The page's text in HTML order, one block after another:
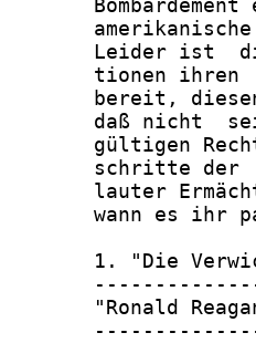
Bombardement
Leider ist
tionen ihren
bereit,
daß nicht
gültigen
schritte der
lauter
wann es ihr
1. "Die
"Ronald